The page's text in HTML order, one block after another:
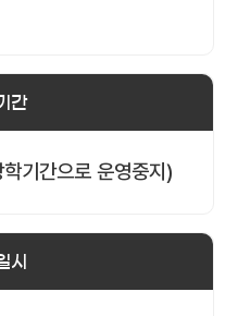
간
기간으로 운영중지)
시